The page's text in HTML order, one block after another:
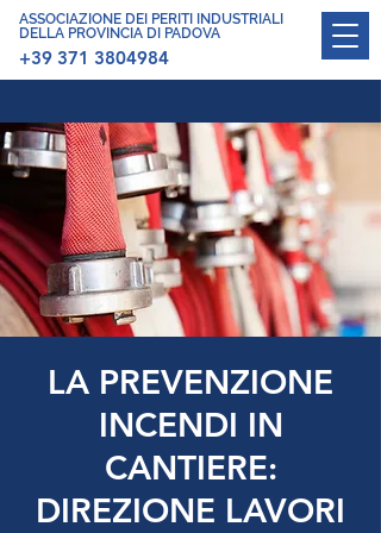
ASSOCIAZIONE DEI PERITI INDUSTRIALI
DELLA PROVINCIA DI PADOVA
+39 371 3804984
LA PREVENZIONE
INCENDI IN
CANTIERE:
DIREZIONE LAVORI